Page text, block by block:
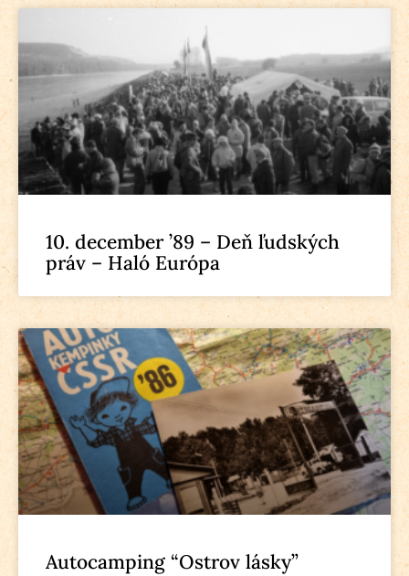
10. december ’89 – Deň ľudských
práv – Haló Európa
Autocamping “Ostrov lásky”